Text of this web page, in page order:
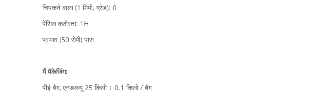
चिपकने वाला (1 मिमी, ग्रेड): 0
पेंसिल कठोरता: 1H
प्रभाव (50 सेमी) पास
मैंपैकेजिंग:
पीई बैग, एनडब्ल्यू 25 किलो ± 0.1 किलो / बैग